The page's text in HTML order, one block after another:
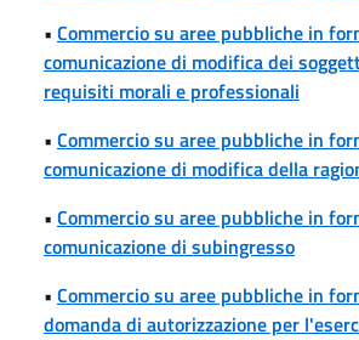
• Commercio su aree pubbliche in
comunicazione di modifica dei
requisiti morali e professionali
• Commercio su aree pubbliche in
comunicazione di modifica della
• Commercio su aree pubbliche in
comunicazione di subingresso
• Commercio su aree pubbliche in
domanda di autorizzazione per